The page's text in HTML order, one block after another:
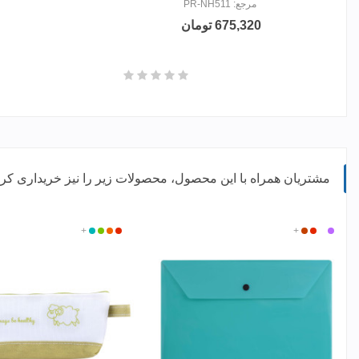
مرجع: PR-NH511
675,320 تومان
مشتریان همراه با این محصول، محصولات زیر را نیز خریداری
بنفشسفید
قرمزنارنجی
+ قرمزنارنجی
سبزفیروزه
+